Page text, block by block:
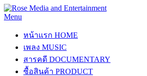
Menu
หน้าแรก HOME
เพลง MUSIC
สารคดี DOCUMENTARY
ซื้อสินค้า PRODUCT